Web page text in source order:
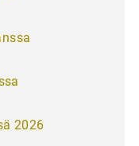
2026